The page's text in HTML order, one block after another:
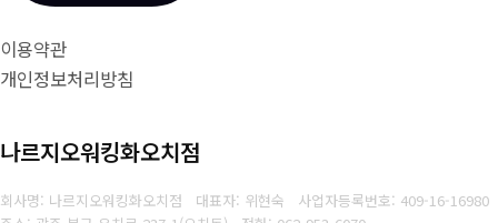
이용약관
개인정보처리방침
나르지오워킹화오치점
회사명: 나르지오워킹화오치점 대표자: 위현숙 사업자등록번호: 409-16-16980